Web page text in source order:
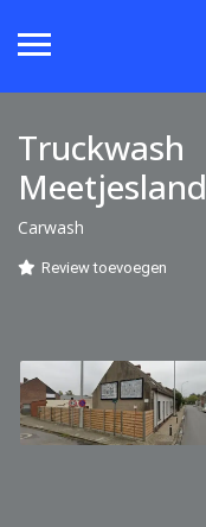
Truckwash
Meetjesland
Carwash
Review toevoegen